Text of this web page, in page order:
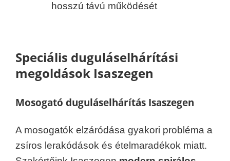
hosszú távú működését
Speciális duguláselhárítási
megoldások Isaszegen
Mosogató duguláselhárítás Isaszegen
A mosogatók elzáródása gyakori probléma a
zsíros lerakódások és ételmaradékok miatt.